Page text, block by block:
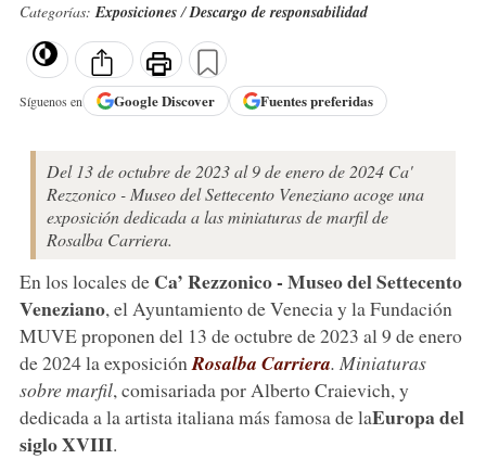
Categorías:Exposiciones/Descargo de responsabilidad
Síguenos en GoogleDiscover Fuentes preferidas
Del 13 de octubre de 2023 al 9 de enero de 2024 Ca'
Rezzonico - Museo del Settecento Veneziano acoge una
exposición dedicada a las miniaturas de marfil de
Rosalba Carriera.
En los locales de Ca’ Rezzonico - Museo del Settecento
Veneziano, el Ayuntamiento de Venecia y la Fundación
MUVE proponen del 13 de octubre de 2023 al 9 de enero
de 2024 la exposición Rosalba Carriera. Miniaturas
sobre marfil, comisariada por Alberto Craievich, y
dedicada a la artista italiana más famosa de laEuropa del
siglo XVIII.